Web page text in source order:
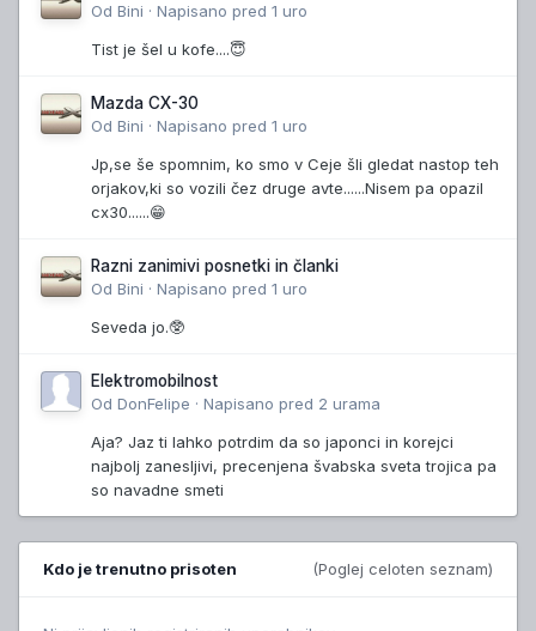
Od Bini · Napisano pred 1 uro
Tist je šel u kofe....😇
Mazda CX-30
Od Bini · Napisano pred 1 uro
Jp,se še spomnim, ko smo v Ceje šli gledat nastop teh
orjakov,ki so vozili čez druge avte......Nisem pa opazil
cx30......😁
Razni zanimivi posnetki in članki
Od Bini · Napisano pred 1 uro
Seveda jo.🥸
Elektromobilnost
Od DonFelipe · Napisano pred 2 urama
Aja? Jaz ti lahko potrdim da so japonci in korejci
najbolj zanesljivi, precenjena švabska sveta trojica pa
so navadne smeti
Kdo je trenutno prisoten (Poglej celoten seznam)